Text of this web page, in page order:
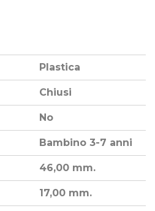
Plastica
Chiusi
No
Bambino 3-7 anni
46,00 mm.
17,00 mm.